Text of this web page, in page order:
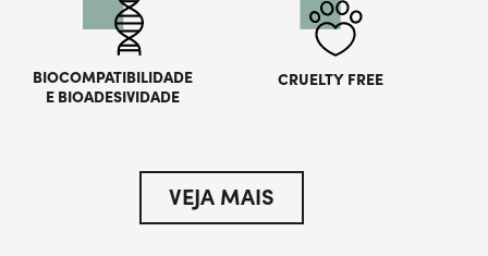
BIOCOMPATIBILIDADE
E BIOADESIVIDADE
CRUELTY FREE
VEJA MAIS